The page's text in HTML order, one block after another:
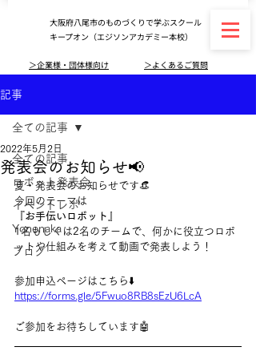
大阪府八尾市のものづくりで学ぶスクール
キープオン（エジソンアカデミー本校）
＞よくあるご質問
＞企業様・団体様向け
記事
全ての記事
ロボット発表会
イベントレポ
Yononaka
ブログ
全ての記事
発表会のお知らせ📢
2022年5月2日
夏・発表会のお知らせです👒
今回のテーマは
『お手伝いロボット 』
1名もしくは2名のチームで、何かに役立つロボ
ットや仕組みを考えて動画で発表しよう！
参加申込ページはこちら⬇️
https://forms.gle/5Fwuo8RB8sEzU6LcA
ご参加をお待ちしています🤖